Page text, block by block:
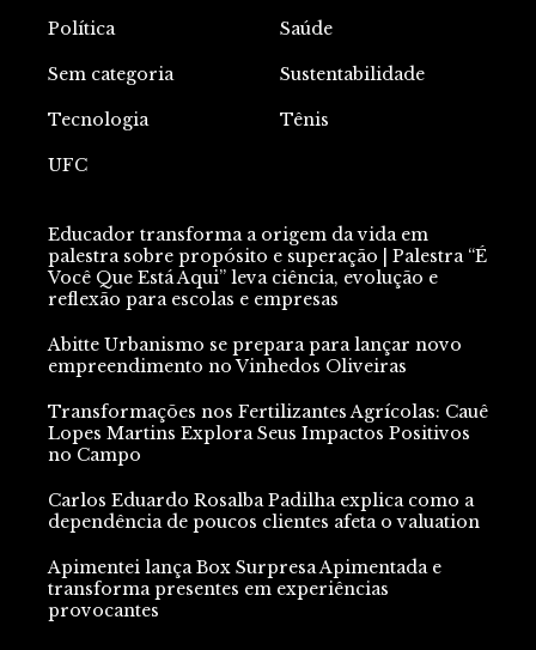
Política Saúde
Sem categoria Sustentabilidade
Tecnologia Tênis
UFC
Educador transforma a origem da vida em
palestra sobre propósito e superação | Palestra “É
Você Que Está Aqui” leva ciência, evolução e
reflexão para escolas e empresas
Abitte Urbanismo se prepara para lançar novo
empreendimento no Vinhedos Oliveiras
Transformações nos Fertilizantes Agrícolas: Cauê
Lopes Martins Explora Seus Impactos Positivos
no Campo
Carlos Eduardo Rosalba Padilha explica como a
dependência de poucos clientes afeta o valuation
Apimentei lança Box Surpresa Apimentada e
transforma presentes em experiências
provocantes